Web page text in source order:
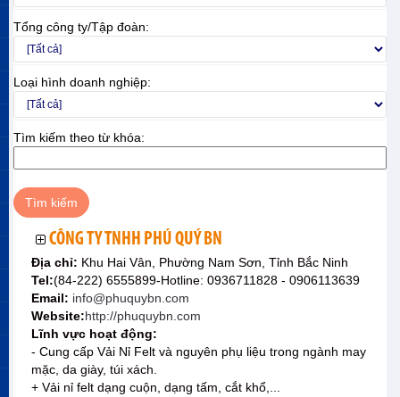
Tổng công ty/Tập đoàn:
Loại hình doanh nghiệp:
Tìm kiếm theo từ khóa:
CÔNG TY TNHH PHÚ QUÝ BN
Địa chỉ: Khu Hai Vân, Phường Nam Sơn, Tỉnh Bắc Ninh
Tel:(84-222) 6555899-Hotline: 0936711828 - 0906113639
Email: info@phuquybn.com
Website:http://phuquybn.com
Lĩnh vực hoạt động:
- Cung cấp Vải Nỉ Felt và nguyên phụ liệu trong ngành may
mặc, da giày, túi xách.
+ Vải nỉ felt dạng cuộn, dạng tấm, cắt khổ,...